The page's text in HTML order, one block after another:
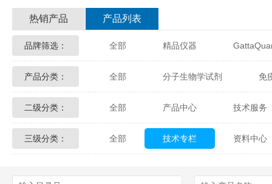
热销产品 产品列表
品牌筛选： 全部 精品仪器
Glycon Biochem Sterlitech
Echelon Biosciences Verichem
Affinity Biologicals Kingfisher
产品分类： 全部 分子生物学试剂 免
化学及生物化学试剂 材料学试剂
二级分类： 全部 产品中心 技术服务
配送方式 售后服务 技术
三级分类： 全部 技术专栏 资料中心